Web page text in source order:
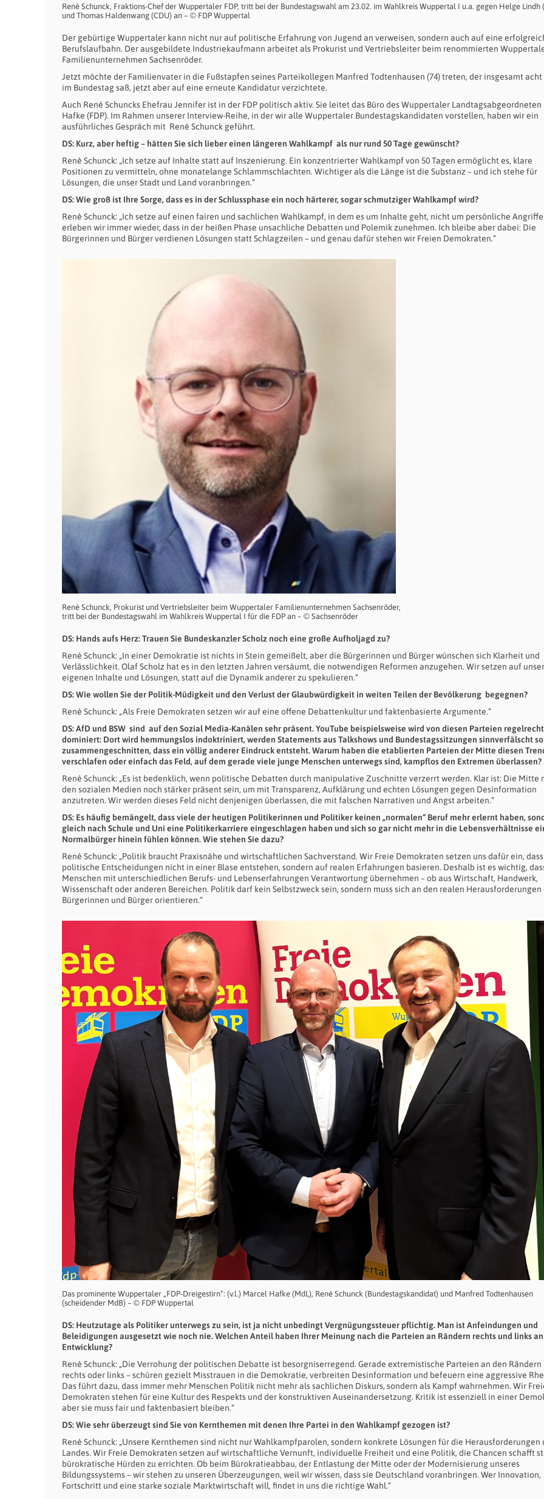
René Schunck, Fraktions-Chef der Wuppertaler FDP, tritt bei der Bundestagswahl am 23.02. im Wahlkreis Wuppertal I u.a. gegen Helge Lindh
und Thomas Haldenwang (CDU) an – © FDP Wuppertal
Der gebürtige Wuppertaler kann nicht nur auf politische Erfahrung von Jugend an verweisen, sondern auch auf eine
Berufslaufbahn. Der ausgebildete Industriekaufmann arbeitet als Prokurist und Vertriebsleiter beim renommierten
Familienunternehmen Sachsenröder.
Jetzt möchte der Familienvater in die Fußstapfen seines Parteikollegen Manfred Todtenhausen (74) treten, der insgesamt acht
im Bundestag saß, jetzt aber auf eine erneute Kandidatur verzichtete.
Auch René Schuncks Ehefrau Jennifer ist in der FDP politisch aktiv. Sie leitet das Büro des Wuppertaler
Hafke (FDP). Im Rahmen unserer Interview-Reihe, in der wir alle Wuppertaler Bundestagskandidaten vorstellen, haben wir ein
ausführliches Gespräch mit René Schunck geführt.
DS: Kurz, aber heftig – hätten Sie sich lieber einen längeren Wahlkampf als nur rund 50 Tage gewünscht?
René Schunck: „Ich setze auf Inhalte statt auf Inszenierung. Ein konzentrierter Wahlkampf von 50 Tagen ermöglicht es, klare
Positionen zu vermitteln, ohne monatelange Schlammschlachten. Wichtiger als die Länge ist die Substanz – und ich stehe für
Lösungen, die unser Stadt und Land voranbringen.“
DS: Wie groß ist Ihre Sorge, dass es in der Schlussphase ein noch härterer, sogar schmutziger Wahlkampf wird?
René Schunck: „Ich setze auf einen fairen und sachlichen Wahlkampf, in dem es um Inhalte geht, nicht um persönliche
erleben wir immer wieder, dass in der heißen Phase unsachliche Debatten und Polemik zunehmen. Ich bleibe aber dabei: Die
Bürgerinnen und Bürger verdienen Lösungen statt Schlagzeilen – und genau dafür stehen wir Freien Demokraten.“
René Schunck, Prokurist und Vertriebsleiter beim Wuppertaler Familienunternehmen Sachsenröder,
tritt bei der Bundestagswahl im Wahlkreis Wuppertal I für die FDP an – © Sachsenröder
DS: Hands aufs Herz: Trauen Sie Bundeskanzler Scholz noch eine große Aufholjagd zu?
René Schunck: „In einer Demokratie ist nichts in Stein gemeißelt, aber die Bürgerinnen und Bürger wünschen sich Klarheit und
Verlässlichkeit. Olaf Scholz hat es in den letzten Jahren versäumt, die notwendigen Reformen anzugehen. Wir setzen auf
eigenen Inhalte und Lösungen, statt auf die Dynamik anderer zu spekulieren.“
DS: Wie wollen Sie der Politik-Müdigkeit und den Verlust der Glaubwürdigkeit in weiten Teilen der Bevölkerung begegnen?
René Schunck: „Als Freie Demokraten setzen wir auf eine offene Debattenkultur und faktenbasierte Argumente.“
DS: AfD und BSW sind auf den Sozial Media-Kanälen sehr präsent. YouTube beispielsweise wird von diesen Parteien regelrecht
dominiert: Dort wird hemmungslos indoktriniert, werden Statements aus Talkshows und Bundestagssitzungen sinnverfälscht so
zusammengeschnitten, dass ein völlig anderer Eindruck entsteht. Warum haben die etablierten Parteien der Mitte diesen
verschlafen oder einfach das Feld, auf dem gerade viele junge Menschen unterwegs sind, kampflos den Extremen überlassen?
René Schunck: „Es ist bedenklich, wenn politische Debatten durch manipulative Zuschnitte verzerrt werden. Klar ist: Die Mitte
den sozialen Medien noch stärker präsent sein, um mit Transparenz, Aufklärung und echten Lösungen gegen Desinformation
anzutreten. Wir werden dieses Feld nicht denjenigen überlassen, die mit falschen Narrativen und Angst arbeiten.“
DS: Es häufig bemängelt, dass viele der heutigen Politikerinnen und Politiker keinen „normalen“ Beruf mehr erlernt haben,
gleich nach Schule und Uni eine Politikerkarriere eingeschlagen haben und sich so gar nicht mehr in die Lebensverhältnisse
Normalbürger hinein fühlen können. Wie stehen Sie dazu?
René Schunck: „Politik braucht Praxisnähe und wirtschaftlichen Sachverstand. Wir Freie Demokraten setzen uns dafür ein, dass
politische Entscheidungen nicht in einer Blase entstehen, sondern auf realen Erfahrungen basieren. Deshalb ist es wichtig,
Menschen mit unterschiedlichen Berufs- und Lebenserfahrungen Verantwortung übernehmen – ob aus Wirtschaft, Handwerk,
Wissenschaft oder anderen Bereichen. Politik darf kein Selbstzweck sein, sondern muss sich an den realen Herausforderungen
Bürgerinnen und Bürger orientieren.“
Das prominente Wuppertaler „FDP-Dreigestirn“: (v.l.) Marcel Hafke (MdL), René Schunck (Bundestagskandidat) und Manfred Todtenhausen
(scheidender MdB) – © FDP Wuppertal
DS: Heutzutage als Politiker unterwegs zu sein, ist ja nicht unbedingt Vergnügungssteuer pflichtig. Man ist Anfeindungen und
Beleidigungen ausgesetzt wie noch nie. Welchen Anteil haben Ihrer Meinung nach die Parteien an Rändern rechts und links
Entwicklung?
René Schunck: „Die Verrohung der politischen Debatte ist besorgniserregend. Gerade extremistische Parteien an den Rändern
rechts oder links – schüren gezielt Misstrauen in die Demokratie, verbreiten Desinformation und befeuern eine aggressive
Das führt dazu, dass immer mehr Menschen Politik nicht mehr als sachlichen Diskurs, sondern als Kampf wahrnehmen. Wir
Demokraten stehen für eine Kultur des Respekts und der konstruktiven Auseinandersetzung. Kritik ist essenziell in einer
aber sie muss fair und faktenbasiert bleiben.“
DS: Wie sehr überzeugt sind Sie von Kernthemen mit denen Ihre Partei in den Wahlkampf gezogen ist?
René Schunck: „Unsere Kernthemen sind nicht nur Wahlkampfparolen, sondern konkrete Lösungen für die Herausforderungen
Landes. Wir Freie Demokraten setzen auf wirtschaftliche Vernunft, individuelle Freiheit und eine Politik, die Chancen schafft
bürokratische Hürden zu errichten. Ob beim Bürokratieabbau, der Entlastung der Mitte oder der Modernisierung unseres
Bildungssystems – wir stehen zu unseren Überzeugungen, weil wir wissen, dass sie Deutschland voranbringen. Wer Innovation,
Fortschritt und eine starke soziale Marktwirtschaft will, findet in uns die richtige Wahl.“